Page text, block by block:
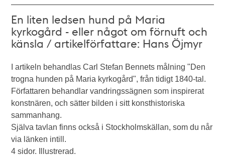
En liten ledsen hund på Maria
kyrkogård - eller något om förnuft och
känsla / artikelförfattare: Hans Öjmyr
I artikeln behandlas Carl Stefan Bennets målning "Den
trogna hunden på Maria kyrkogård", från tidigt 1840-tal.
Författaren behandlar vandringssägnen som inspirerat
konstnären, och sätter bilden i sitt konsthistoriska
sammanhang.
Själva tavlan finns också i Stockholmskällan, som du når
via länken intill.
4 sidor. Illustrerad.